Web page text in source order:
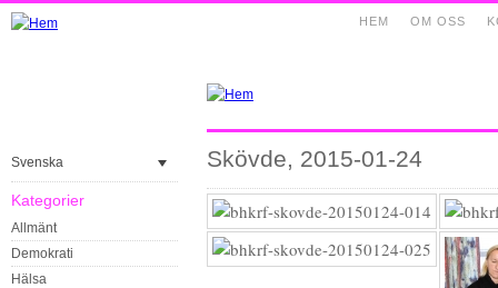
OM OSS
HEM
Svenska
Kategorier
Allmänt
Demokrati
Hälsa
Skövde, 2015-01-24